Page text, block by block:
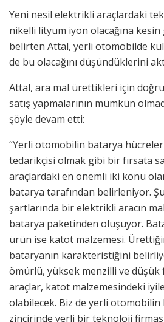
Yeni nesil elektrikli araçlardaki
nikelli lityum iyon olacağına kesin
belirten Attal, yerli otomobilde
de bu olacağını düşündüklerini
Attal, ara mal ürettikleri için
satış yapmalarının mümkün
şöyle devam etti:
“Yerli otomobilin batarya
tedarikçisi olmak gibi bir fırsata
araçlardaki en önemli iki konu
batarya tarafından belirleniyor.
şartlarında bir elektrikli aracın
batarya paketinden oluşuyor.
ürün ise katot malzemesi.
bataryanın karakteristiğini
ömürlü, yüksek menzilli ve düşük
araçlar, katot malzemesindeki
olabilecek. Biz de yerli
zincirinde yerli bir teknoloji